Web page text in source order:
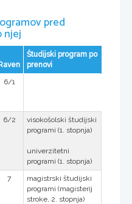
pred
njej
Študijski program po
prenovi
6/1
6/2
visokošolski študijski
programi (1. stopnja)
univerzitetni
programi (1. stopnja)
7
magistrski študijski
programi (magisterij
stroke, 2. stopnja)